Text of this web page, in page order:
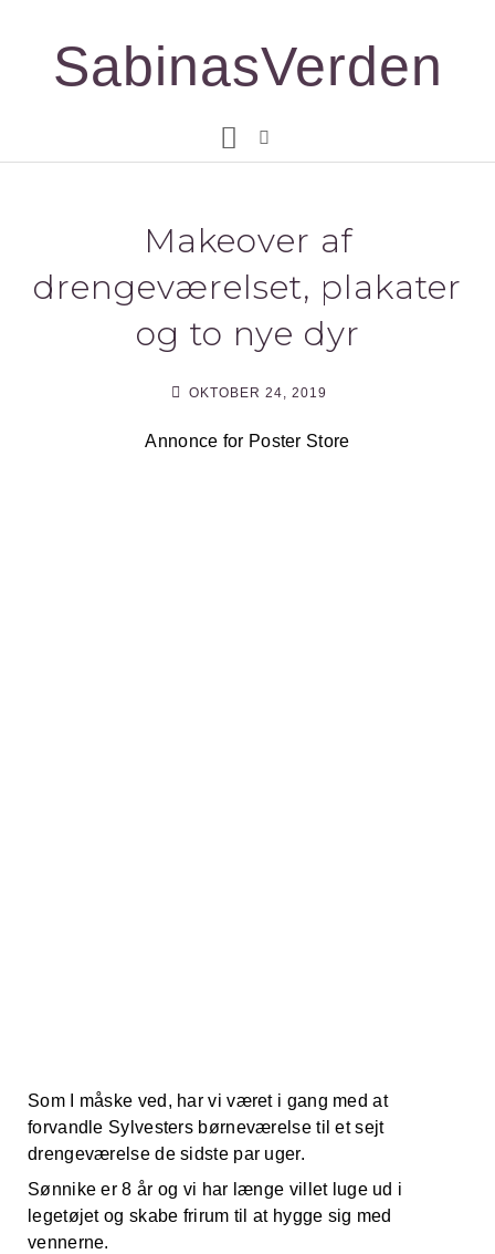
indholdetSabinasVerden
Makeover af
drengeværelset, plakater
og to nye dyr
OKTOBER 24, 2019
Annonce for Poster Store
Som I måske ved, har vi været i gang med at
forvandle Sylvesters børneværelse til et sejt
drengeværelse de sidste par uger.
Sønnike er 8 år og vi har længe villet luge ud i
legetøjet og skabe frirum til at hygge sig med
vennerne.